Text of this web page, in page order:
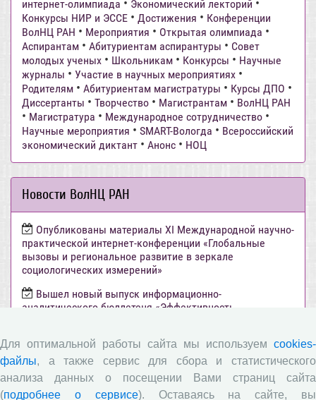
интернет-олимпиада • Экономический лекторий •
Конкурсы НИР и ЭССЕ • Достижения • Конференции
ВолНЦ РАН • Мероприятия • Открытая олимпиада •
Аспирантам • Абитуриентам аспирантуры • Совет
молодых ученых • Школьникам • Конкурсы • Научные
журналы • Участие в научных мероприятиях •
Родителям • Абитуриентам магистратуры • Курсы ДПО •
Диссертанты • Творчество • Магистрантам • ВолНЦ РАН
• Магистратура • Международное сотрудничество •
Научные мероприятия • SMART-Вологда • Всероссийский
экономический диктант • Анонс • НОЦ
Новости ВолНЦ РАН
Опубликованы материалы XI Международной научно-
практической интернет-конференции «Глобальные
вызовы и региональное развитие в зеркале
социологических измерений»
Вышел новый выпуск информационно-
аналитического бюллетеня «Эффективность
жителей Вологодской области в июне 2026 года
Развитие академической науки в регионе: круглый
стол с участием представителей Санкт‑Петербурга и
Для оптимальной работы сайта мы используем cookies-
файлы, а также сервис для сбора и статистического
анализа данных о посещении Вами страниц сайта
(подробнее о сервисе). Оставаясь на сайте, вы